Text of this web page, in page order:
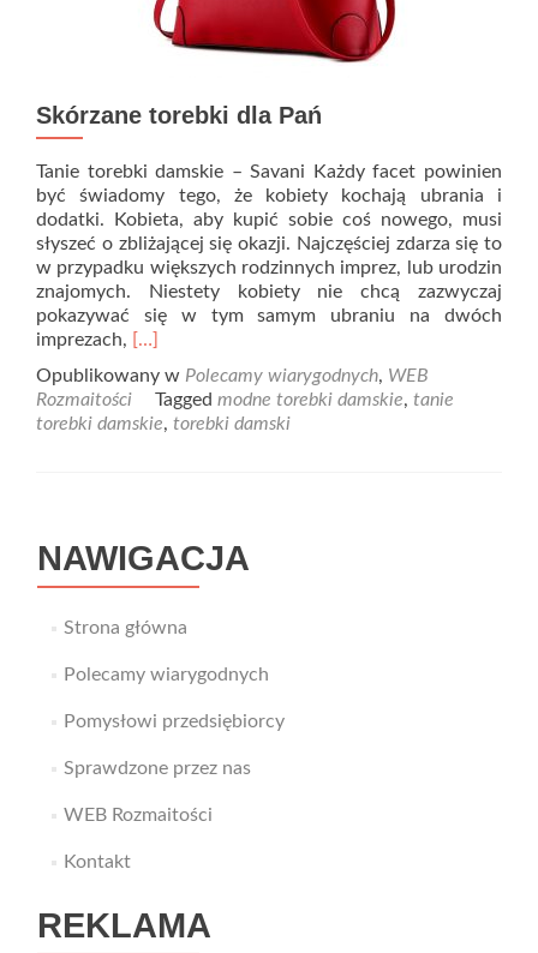
Skórzane torebki dla Pań
Tanie torebki damskie – Savani Każdy facet powinien
być świadomy tego, że kobiety kochają ubrania i
dodatki. Kobieta, aby kupić sobie coś nowego, musi
słyszeć o zbliżającej się okazji. Najczęściej zdarza się to
w przypadku większych rodzinnych imprez, lub urodzin
znajomych. Niestety kobiety nie chcą zazwyczaj
pokazywać się w tym samym ubraniu na dwóch
imprezach, Read
about
Skórzane
torebki
[…]
Opublikowany w Polecamy wiarygodnych, WEB
Rozmaitości
Tagged modne torebki damskie, tanie
torebki damskie, torebki damski
NAWIGACJA
Strona główna
Polecamy wiarygodnych
Pomysłowi przedsiębiorcy
Sprawdzone przez nas
WEB Rozmaitości
Kontakt
REKLAMA